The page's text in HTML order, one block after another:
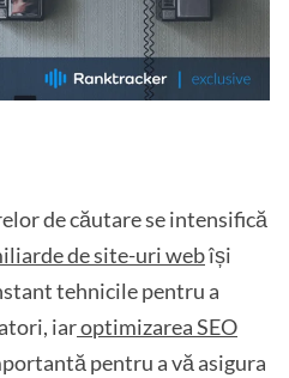
de căutare se intensifică
de site-uri webîși
tehnicile pentru a
iaroptimizarea SEO
pentru a vă asigura